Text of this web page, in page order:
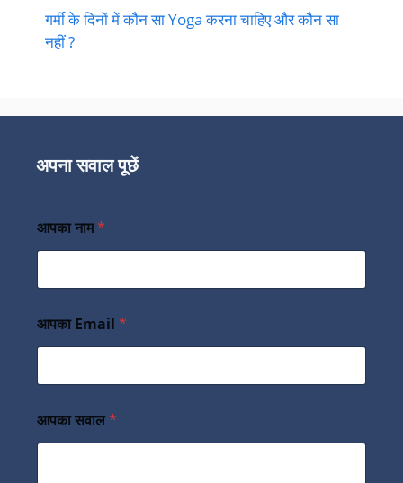
गर्मी के दिनों में कौन सा Yoga करना चाहिए और कौन सा
नहीं ?
अपना सवाल पूछें
आपका नाम*
आपका Email *
आपका सवाल*